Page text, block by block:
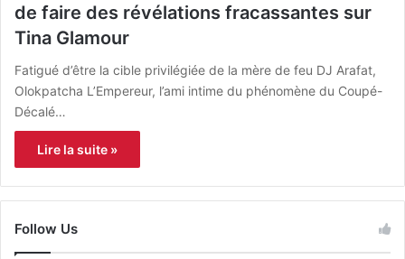
de faire des révélations fracassantes sur
Tina Glamour
Fatigué d’être la cible privilégiée de la mère de feu DJ Arafat,
Olokpatcha L’Empereur, l’ami intime du phénomène du Coupé-
Décalé…
Lire la suite »
Follow Us